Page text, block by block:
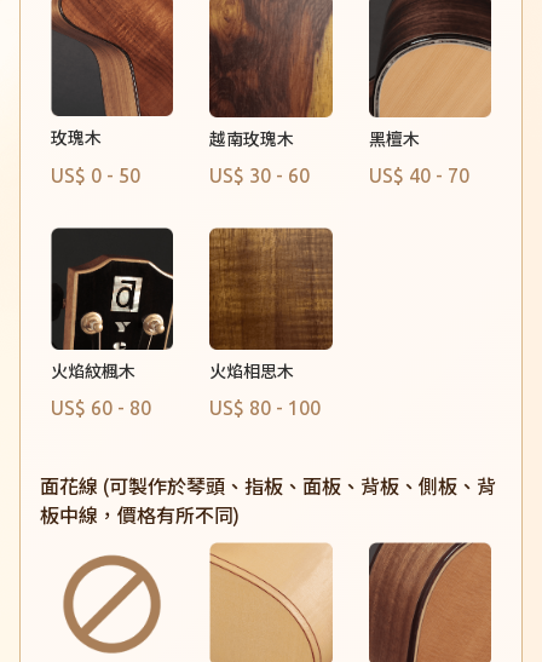
玫瑰木
US$ 0 - 50
越南玫瑰木
US$ 30 - 60
黑檀木
US$ 40 - 70
火焰紋楓木
US$ 60 - 80
火焰相思木
US$ 80 - 100
面花線 (可製作於琴頭、指板、面板、背板、側板、背
板中線，價格有所不同)